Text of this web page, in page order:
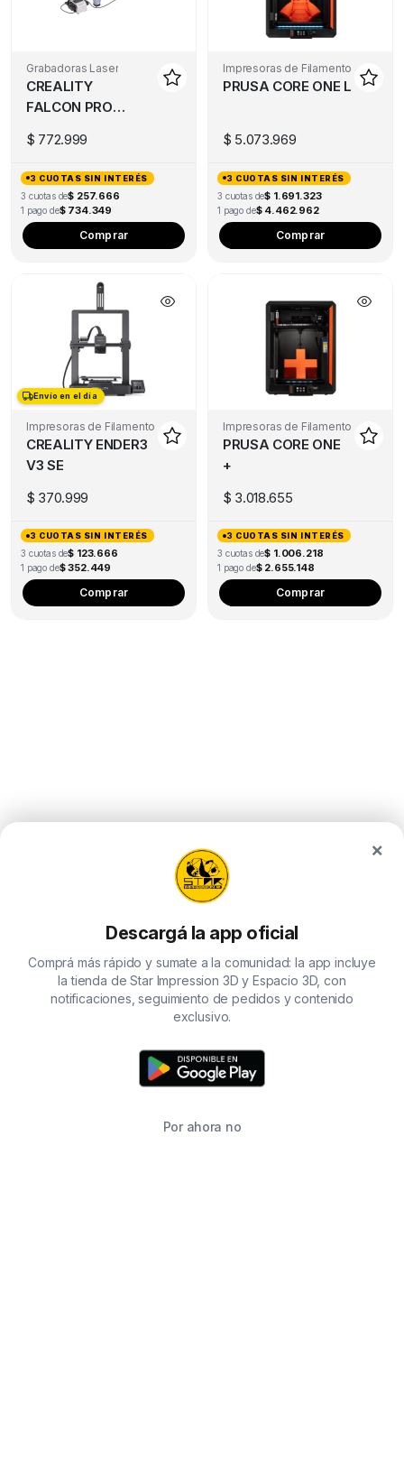
Grabadoras Laser
CREALITY
FALCON PRO
$ 772.999
3 CUOTAS SIN INTERÉS
3 cuotas de$ 257.666
1 pago de$ 734.349
Comprar
Impresoras de Filamento
PRUSA CORE ONE L
$ 5.073.969
3 CUOTAS SIN INTERÉS
3 cuotas de$ 1.691.323
1 pago de$ 4.462.962
Comprar
Envío en el día
Envío en el día
Impresoras de Filamento
CREALITY ENDER3
V3 SE
$ 370.999
3 CUOTAS SIN INTERÉS
3 cuotas de$ 123.666
1 pago de$ 352.449
Comprar
Impresoras de Filamento
PRUSA CORE ONE
+
$ 3.018.655
3 CUOTAS SIN INTERÉS
3 cuotas de$ 1.006.218
1 pago de$ 2.655.148
Comprar
×
Descargá la app oficial
Comprá más rápido y sumate a la comunidad: la app incluye
la tienda de Star Impression 3D y Espacio 3D, con
notificaciones, seguimiento de pedidos y contenido
exclusivo.
Por ahora no